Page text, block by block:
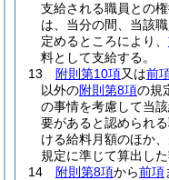
支給される職員との
は、当分の間、当該
定めるところにより、
料として支給する。
13
附則第10項又は前
以外の附則第8項の規
の事情を考慮して当
要があると認められ
ける給料月額のほか
規定に準じて算出し
14
附則第8項から前項